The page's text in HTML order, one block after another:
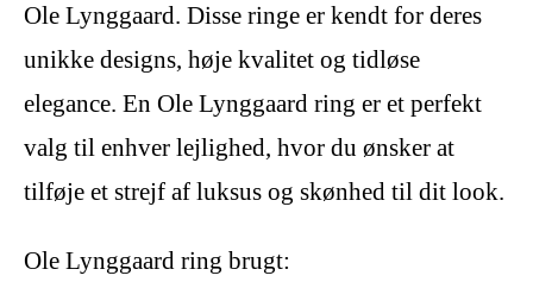
Ole Lynggaard. Disse ringe er kendt for deres
unikke designs, høje kvalitet og tidløse
elegance. En Ole Lynggaard ring er et perfekt
valg til enhver lejlighed, hvor du ønsker at
tilføje et strejf af luksus og skønhed til dit look.
Ole Lynggaard ring brugt: